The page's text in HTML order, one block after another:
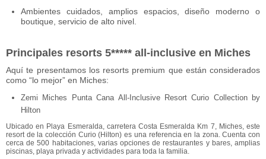
Ambientes cuidados, amplios espacios, diseño moderno o
boutique, servicio de alto nivel.
Principales resorts 5***** all-inclusive en Miches
Aquí te presentamos los resorts premium que están considerados
como “lo mejor” en Miches:
Zemi Miches Punta Cana All‑Inclusive Resort Curio Collection by
Hilton
Ubicado en Playa Esmeralda, carretera Costa Esmeralda Km 7, Miches, este
resort de la colección Curio (Hilton) es una referencia en la zona. Cuenta con
cerca de 500 habitaciones, varias opciones de restaurantes y bares, amplias
piscinas, playa privada y actividades para toda la familia.